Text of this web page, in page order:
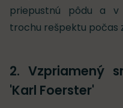
priepustnú pôdu a v
trochu rešpektu počas
2. Vzpriamený
'Karl Foerster'